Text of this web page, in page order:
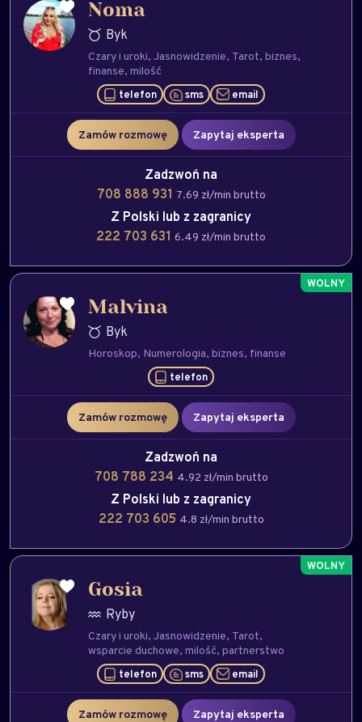
Noma
Byk
Czary i uroki Jasnowidzenie Tarot biznes
finanse milość
telefon sms email
Zamów rozmowę Zapytaj eksperta
Zadzwoń na
708 888 931 7.69 zł/min brutto
Z Polski lub z zagranicy
222 703 631 6.49 zł/min brutto
Malvina
Byk
Horoskop Numerologia biznes finanse
telefon
Zamów rozmowę Zapytaj eksperta
Zadzwoń na
708 788 234 4.92 zł/min brutto
Z Polski lub z zagranicy
222 703 605 4.8 zł/min brutto
Gosia
Ryby
Czary i uroki Jasnowidzenie Tarot
wsparcie duchowe milość partnerstwo
telefon sms email
Zamów rozmowę Zapytaj eksperta